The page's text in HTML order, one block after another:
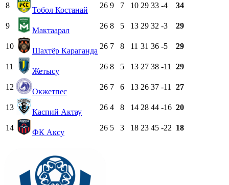
8
Тобол Костанай
26 9 7 10 29 33 -4 34
9
Мактаарал
26 8 5 13 29 32 -3 29
10
Шахтёр Караганда
26 7 8 11 31 36 -5 29
11
Жетысу
26 8 5 13 27 38 -11 29
12
Окжетпес
26 7 6 13 26 37 -11 27
13
Каспий Актау
26 4 8 14 28 44 -16 20
14
ФК Аксу
26 5 3 18 23 45 -22 18